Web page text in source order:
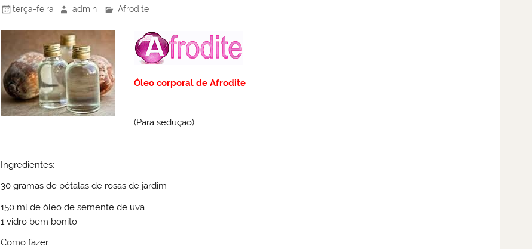
terça-feira admin Afrodite
Óleo corporal de Afrodite
(Para sedução)
Ingredientes:
30 gramas de pétalas de rosas de jardim
150 ml de óleo de semente de uva
1 vidro bem bonito
Como fazer: